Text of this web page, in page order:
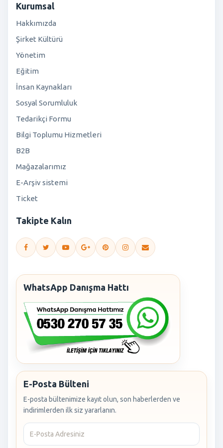
Kurumsal
Hakkımızda
Şirket Kültürü
Yönetim
Eğitim
İnsan Kaynakları
Sosyal Sorumluluk
Tedarikçi Formu
Bilgi Toplumu Hizmetleri
B2B
Mağazalarımız
E-Arşiv sistemi
Ticket
Takipte Kalın
WhatsApp Danışma Hattı
E-Posta Bülteni
E-posta bültenimize kayıt olun, son haberlerden ve
indirimlerden ilk siz yararlanın.